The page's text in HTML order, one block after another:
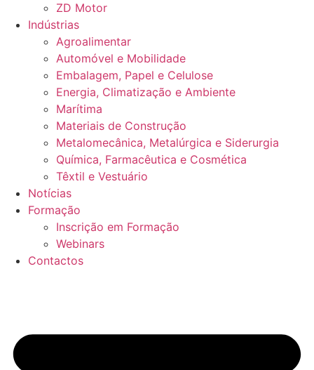
ZD Motor
Indústrias
Agroalimentar
Automóvel e Mobilidade
Embalagem, Papel e Celulose
Energia, Climatização e Ambiente
Marítima
Materiais de Construção
Metalomecânica, Metalúrgica e Siderurgia
Química, Farmacêutica e Cosmética
Têxtil e Vestuário
Notícias
Formação
Inscrição em Formação
Webinars
Contactos